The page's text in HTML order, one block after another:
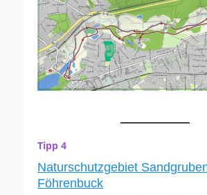
Tipp 4
Naturschutzgebiet
Föhrenbuck